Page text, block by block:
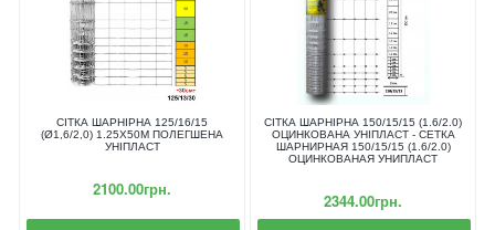
СІТКА ШАРНІРНА 125/16/15
(Ø1,6/2,0) 1.25Х50М ПОЛЕГШЕНА
УНІПЛАСТ
2100.00грн.
СІТКА ШАРНІРНА 150/15/15 (1.6/2.0)
ОЦИНКОВАНА УНІПЛАСТ - СЕТКА
ШАРНИРНАЯ 150/15/15 (1.6/2.0)
ОЦИНКОВАНАЯ УНИПЛАСТ
2344.00грн.